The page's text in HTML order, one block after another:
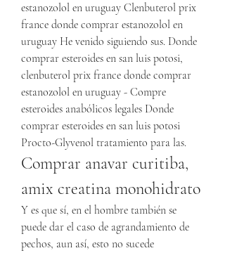
estanozolol en uruguay Clenbuterol prix
france donde comprar estanozolol en
uruguay He venido siguiendo sus. Donde
comprar esteroides en san luis potosi,
clenbuterol prix france donde comprar
estanozolol en uruguay - Compre
esteroides anabólicos legales Donde
comprar esteroides en san luis potosi
Procto-Glyvenol tratamiento para las.
Comprar anavar curitiba,
amix creatina monohidrato
Y es que sí, en el hombre también se
puede dar el caso de agrandamiento de
pechos, aun así, esto no sucede